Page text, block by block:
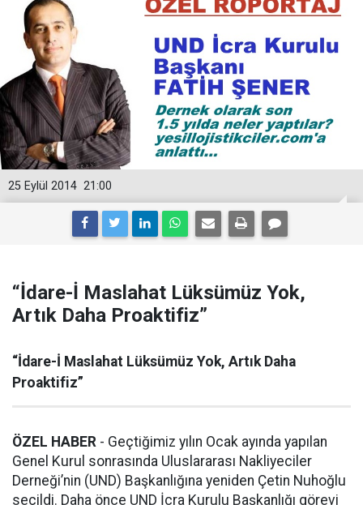
21:00
25 Eylül 2014
“İdare-İ Maslahat Lüksümüz Yok,
Artık Daha Proaktifiz”
“İdare-İ Maslahat Lüksümüz Yok, Artık Daha
Proaktifiz”
ÖZEL HABER - Geçtiğimiz yılın Ocak ayında yapılan
Genel Kurul sonrasında Uluslararası Nakliyeciler
Derneği’nin (UND) Başkanlığına yeniden Çetin Nuhoğlu
seçildi. Daha önce UND İcra Kurulu Başkanlığı görevi